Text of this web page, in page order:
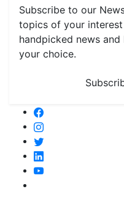
Subscribe to our
topics of your
handpicked news
your choice.